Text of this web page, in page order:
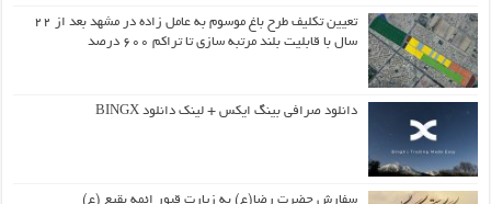
تعیین تکلیف طرح باغ موسوم به عامل زاده در مشهد بعد از ۲۲
سال با قابلیت بلند مرتبه سازی تا تراکم ۶۰۰ درصد
دانلود صرافی بینگ ایکس + لینک دانلود BINGX
سفارش حضرت رضا(ع) به زیارت قبور ائمه بقیع (ع)